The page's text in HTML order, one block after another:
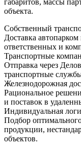
габаритов, массы
объекта.
Собственный
Доставка
ответственных и
Транспортные
Отправка через
транспортные
Железнодорожная
Рациональное
и поставок в
Индивидуальная
Подбор
продукции,
объектов.